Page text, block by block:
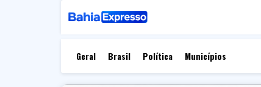
Geral Brasil Política Municípios